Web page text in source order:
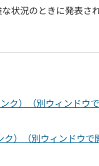
状況のときに発表さ
ク）（別ウィンドウ
）（別ウィンドウで